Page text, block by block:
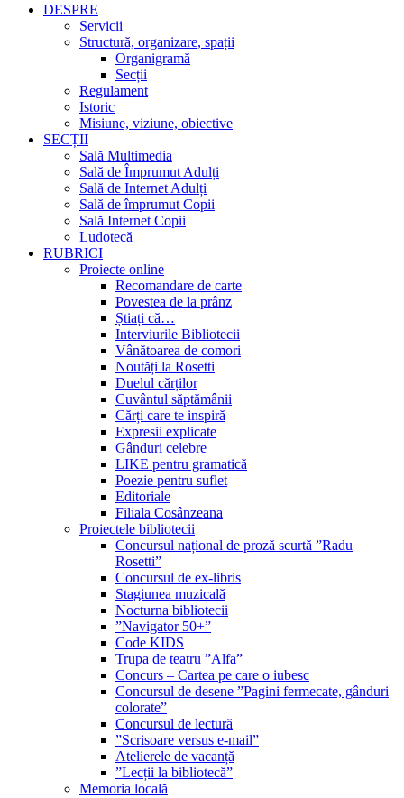
DESPRE
Servicii
Structură, organizare, spații
Organigramă
Secții
Regulament
Istoric
Misiune, viziune, obiective
SECȚII
Sală Multimedia
Sală de Împrumut Adulți
Sală de Internet Adulți
Sală de împrumut Copii
Sală Internet Copii
Ludotecă
RUBRICI
Proiecte online
Recomandare de carte
Povestea de la prânz
Știați că…
Interviurile Bibliotecii
Vânătoarea de comori
Noutăți la Rosetti
Duelul cărților
Cuvântul săptămânii
Cărți care te inspiră
Expresii explicate
Gânduri celebre
LIKE pentru gramatică
Poezie pentru suflet
Editoriale
Filiala Cosânzeana
Proiectele bibliotecii
Concursul național de proză scurtă ”Radu
Rosetti”
Concursul de ex-libris
Stagiunea muzicală
Nocturna bibliotecii
”Navigator 50+”
Code KIDS
Trupa de teatru ”Alfa”
Concurs – Cartea pe care o iubesc
Concursul de desene ”Pagini fermecate, gânduri
colorate”
Concursul de lectură
”Scrisoare versus e-mail”
Atelierele de vacanță
”Lecții la bibliotecă”
Memoria locală